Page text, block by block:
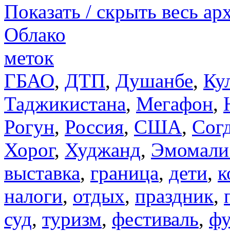
Показать / скрыть весь
Облако
меток
ГБАО, ДТП, Душанбе,
Таджикистана, Мегафон,
Рогун, Россия, США,
Хорог, Худжанд,
выставка, граница, дети,
налоги, отдых, праздник,
суд, туризм, фестиваль,